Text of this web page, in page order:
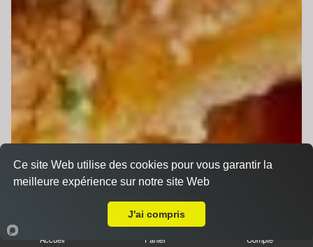
Accueil Panier Compte
Ce site Web utilise des cookies pour vous garantir la
meilleure expérience sur notre site Web
J'ai compris